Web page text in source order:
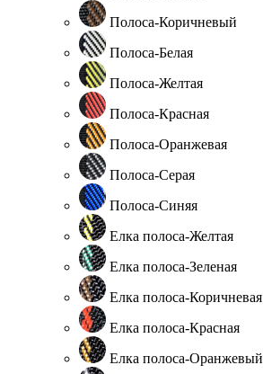
Полоса-Коричневый
Полоса-Белая
Полоса-Желтая
Полоса-Красная
Полоса-Оранжевая
Полоса-Серая
Полоса-Синяя
Елка полоса-Желтая
Елка полоса-Зеленая
Елка полоса-Коричневая
Елка полоса-Красная
Елка полоса-Оранжевый